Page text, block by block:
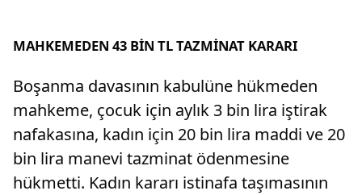
MAHKEMEDEN 43 BİN TL TAZMİNAT KARARI
Boşanma davasının kabulüne hükmeden
mahkeme, çocuk için aylık 3 bin lira iştirak
nafakasına, kadın için 20 bin lira maddi ve 20
bin lira manevi tazminat ödenmesine
hükmetti. Kadın kararı istinafa taşımasının